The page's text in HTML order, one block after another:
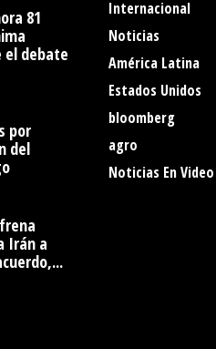
81
el debate
por
del
Irán a
Internacional
Noticias
América Latina
Estados Unidos
bloomberg
agro
Noticias En Video